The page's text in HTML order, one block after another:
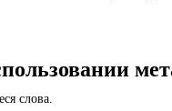
слова.